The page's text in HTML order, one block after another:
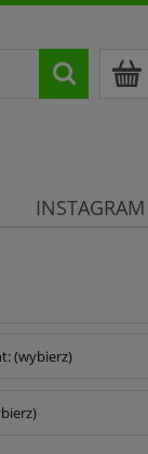
INSTAGRAM
(wybierz)